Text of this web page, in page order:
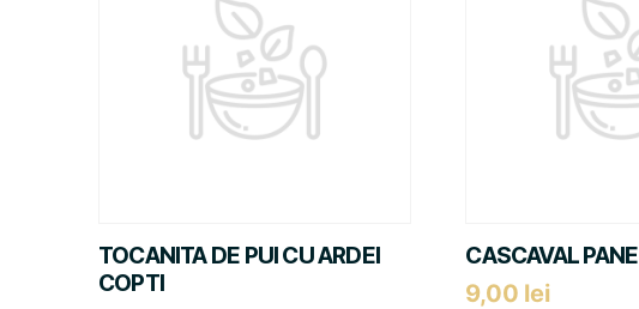
TOCANITA DE PUI CU ARDEI
COPTI
CASCAVAL PANE
9,00 lei